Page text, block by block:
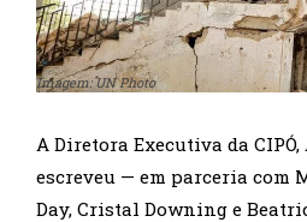
Imagem: UN Photo
A Diretora Executiva da
escreveu — em parceria com
Day, Cristal Downing e